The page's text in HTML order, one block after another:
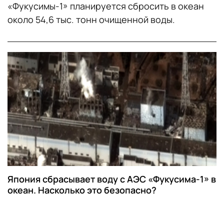
«Фукусимы-1» планируется сбросить в океан
около 54,6 тыс. тонн очищенной воды.
Япония сбрасывает воду с АЭС «Фукусима-1» в
океан. Насколько это безопасно?